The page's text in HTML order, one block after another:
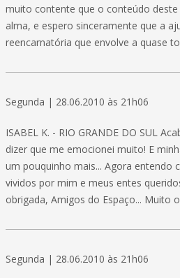
muito contente que o conteúdo
alma, e espero sinceramente que a
reencarnatória que envolve a quase
Segunda | 28.06.2010 às 21h06
ISABEL K. - RIO GRANDE DO SUL
dizer que me emocionei muito! E
um pouquinho mais... Agora entendo
vividos por mim e meus entes
obrigada, Amigos do Espaço... Muito
Segunda | 28.06.2010 às 21h06